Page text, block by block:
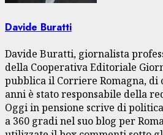
Davide Buratti
Davide Buratti, giornalista
della Cooperativa Editoriale
pubblica il Corriere Romagna, di
anni è stato responsabile della
Oggi in pensione scrive di
a 360 gradi nel suo blog per